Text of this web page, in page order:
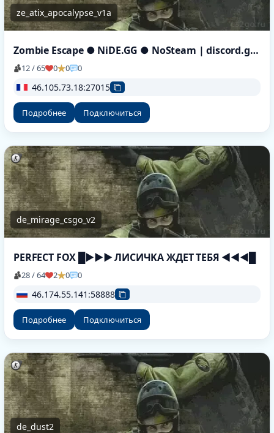
ze_atix_apocalypse_v1a
Zombie Escape ● NiDE.GG ● NoSteam | discord.gg/nide
12 / 65 0 0 0
46.105.73.18:27015
Подробнее Подключиться
de_mirage_csgo_v2
PERFECT FOX █►►► ЛИCИЧKA ЖДET TEБЯ ◄◄◄█
28 / 64 2 0 0
46.174.55.141:58888
Подробнее Подключиться
de_dust2